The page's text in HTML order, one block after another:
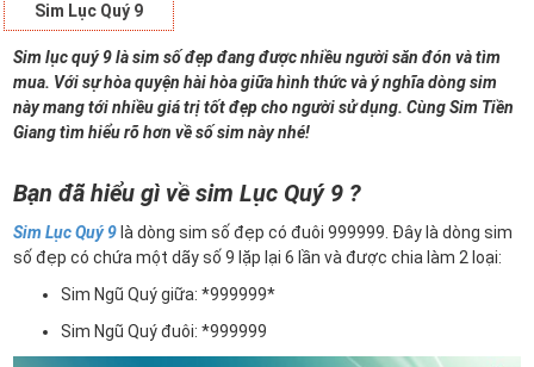
Sim Lục Quý 9
Sim lục quý 9 là sim số đẹp đang được nhiều người săn đón và tìm
mua. Với sự hòa quyện hài hòa giữa hình thức và ý nghĩa dòng sim
này mang tới nhiều giá trị tốt đẹp cho người sử dụng. Cùng Sim Tiền
Giang tìm hiểu rõ hơn về số sim này nhé!
Bạn đã hiểu gì về sim Lục Quý 9 ?
Sim Lục Quý 9 là dòng sim số đẹp có đuôi 999999. Đây là dòng sim
số đẹp có chứa một dãy số 9 lặp lại 6 lần và được chia làm 2 loại:
Sim Ngũ Quý giữa: *999999*
Sim Ngũ Quý đuôi: *999999